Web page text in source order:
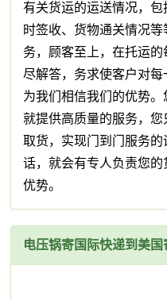
有关货运的运送情况，
时签收、货物通关情况
务，顾客至上，在托运
尽解答，务求使客户对
为我们相信我们的优势。
就提供高质量的服务，您
取货，实现门到门服务
话，就会有专人负责您
优势。
电压锅寄国际快递到美国